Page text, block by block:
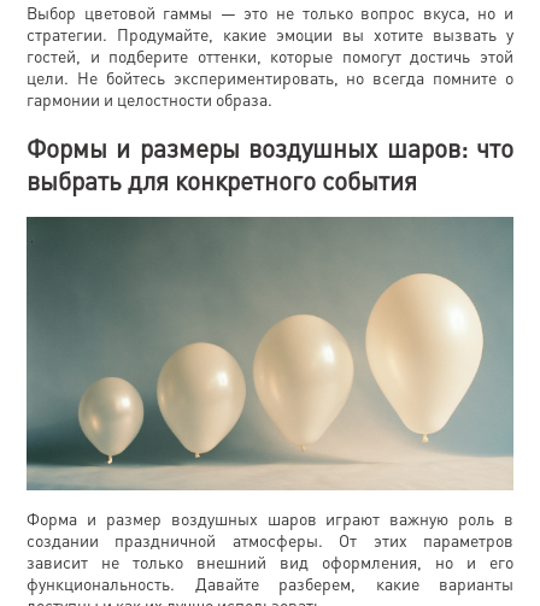
Выбор цветовой гаммы — это не только вопрос вкуса, но и
стратегии. Продумайте, какие эмоции вы хотите вызвать у
гостей, и подберите оттенки, которые помогут достичь этой
цели. Не бойтесь экспериментировать, но всегда помните о
гармонии и целостности образа.
Формы и размеры воздушных шаров: что
выбрать для конкретного события
Форма и размер воздушных шаров играют важную роль в
создании праздничной атмосферы. От этих параметров
зависит не только внешний вид оформления, но и его
функциональность. Давайте разберем, какие варианты